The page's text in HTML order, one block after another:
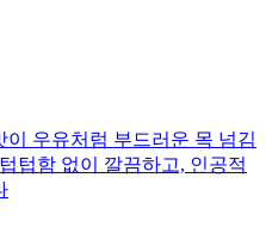
우유처럼 부드러운 목 넘김
텁함 없이 깔끔하고, 인공적